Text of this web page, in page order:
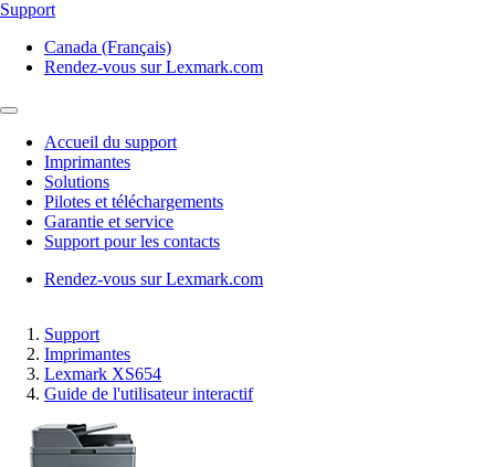
Support
Canada (Français)
Rendez-vous sur Lexmark.com
Accueil du support
Imprimantes
Solutions
Pilotes et téléchargements
Garantie et service
Support pour les contacts
Rendez-vous sur Lexmark.com
Support
Imprimantes
Lexmark XS654
Guide de l'utilisateur interactif